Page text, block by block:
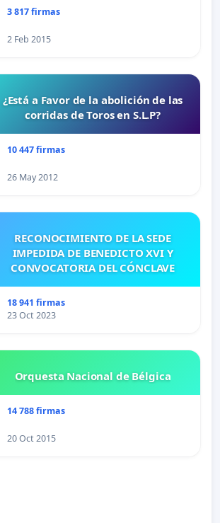
3 817 firmas
2 Feb 2015
¿Está a Favor de la abolición de las
corridas de Toros en S.L.P?
10 447 firmas
26 May 2012
RECONOCIMIENTO DE LA SEDE
IMPEDIDA DE BENEDICTO XVI Y
CONVOCATORIA DEL CÓNCLAVE
18 941 firmas
23 Oct 2023
Orquesta Nacional de Bélgica
14 788 firmas
20 Oct 2015